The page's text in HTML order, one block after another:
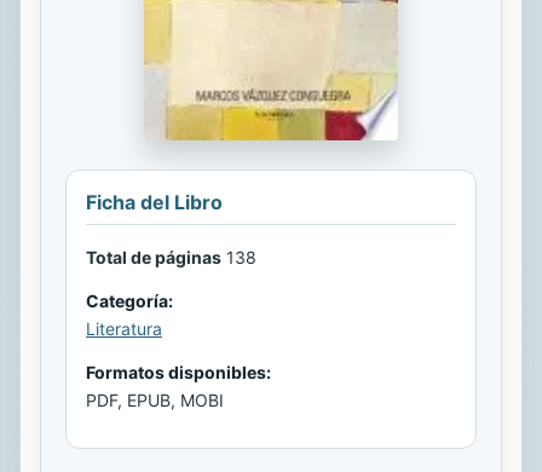
Ficha del Libro
Total de páginas 138
Categoría:
Literatura
Formatos disponibles:
PDF, EPUB, MOBI